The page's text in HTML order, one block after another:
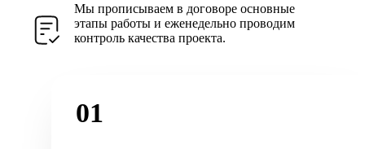
Мы прописываем в договоре основные
этапы работы и еженедельно проводим
контроль качества проекта.
01